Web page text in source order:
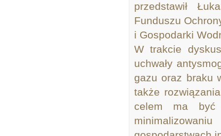
przedstawił
Funduszu
i Gospodarki
W trakcie
uchwały
gazu oraz braku
także
celem ma być